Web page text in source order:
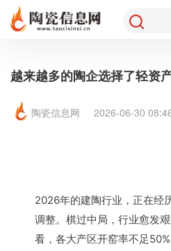
越来越多的陶企选择了轻资
陶瓷信息网 2026-06-30
2026年的建陶行业，正在经
调整。棋过中局，行业愈发
看，各大产区开窑率不足